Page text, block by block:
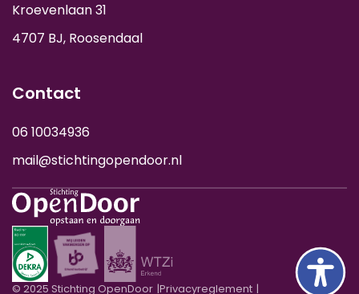
Kroevenlaan 31
4707 BJ, Roosendaal
Contact
06 10034936
mail@stichtingopendoor.nl
© 2025 Stichting OpenDoor Privacyreglement